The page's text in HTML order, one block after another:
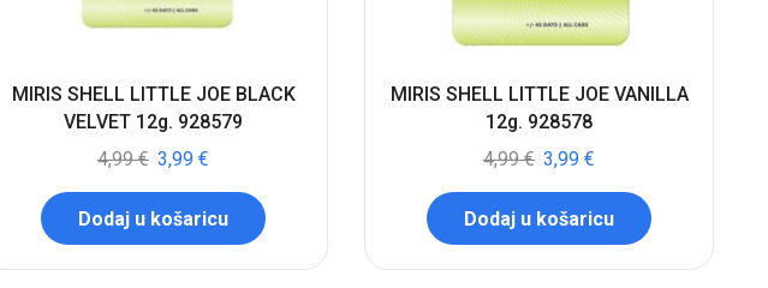
MIRIS SHELL LITTLE JOE BLACK
VELVET 12g. 928579
4,99€ 3,99 €
Dodaj u košaricu
MIRIS SHELL LITTLE JOE VANILLA
12g. 928578
4,99€ 3,99 €
Dodaj u košaricu